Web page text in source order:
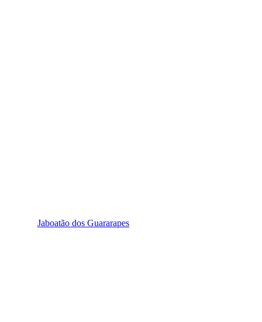
Jaboatão dos Guararapes